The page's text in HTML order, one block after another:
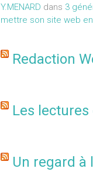
Y.MENARD dans 3
mettre son site web
Redaction
Les lectures
Un regard à